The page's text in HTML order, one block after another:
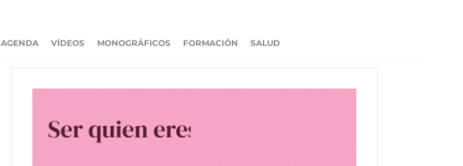
AGENDA VÍDEOS MONOGRÁFICOS FORMACIÓN SALUD